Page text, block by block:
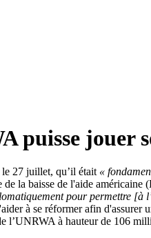
puisse jouer
27 juillet, qu’il était «
la baisse de l'aide américaine
pour permettre [à
à se réformer afin
l’UNRWA à hauteur de 106